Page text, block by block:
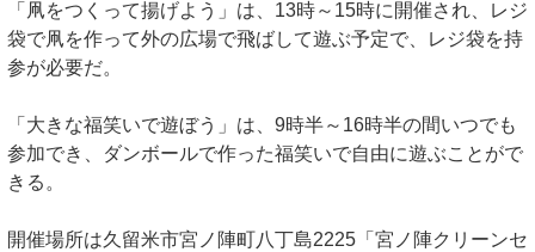
「凧をつくって揚げよう」は、13時～15時に開催され、レジ
袋で凧を作って外の広場で飛ばして遊ぶ予定で、レジ袋を持
参が必要だ。
「大きな福笑いで遊ぼう」は、9時半～16時半の間いつでも
参加でき、ダンボールで作った福笑いで自由に遊ぶことがで
きる。
開催場所は久留米市宮ノ陣町八丁島2225「宮ノ陣クリーンセ